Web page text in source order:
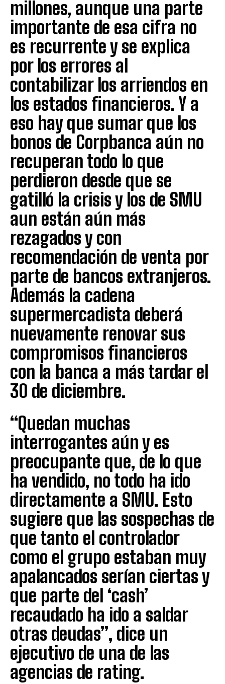
millones, aunque una parte
importante de esa cifra no
es recurrente y se explica
por los errores al
contabilizar los arriendos en
los estados financieros. Y a
eso hay que sumar que los
bonos de Corpbanca aún no
recuperan todo lo que
perdieron desde que se
gatilló la crisis y los de SMU
aun están aún más
rezagados y con
recomendación de venta por
parte de bancos extranjeros.
Además la cadena
supermercadista deberá
nuevamente renovar sus
compromisos financieros
con la banca a más tardar el
30 de diciembre.
“Quedan muchas
interrogantes aún y es
preocupante que, de lo que
ha vendido, no todo ha ido
directamente a SMU. Esto
sugiere que las sospechas de
que tanto el controlador
como el grupo estaban muy
apalancados serían ciertas y
que parte del ‘cash’
recaudado ha ido a saldar
otras deudas”, dice un
ejecutivo de una de las
agencias de rating.